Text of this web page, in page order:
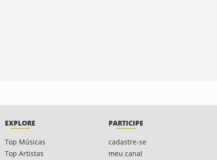
EXPLORE
Top Músicas
Top Artistas
PARTICIPE
cadastre-se
meu canal